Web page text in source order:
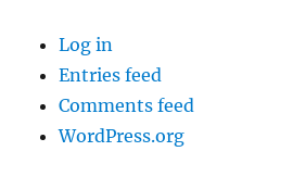
Log in
Entries feed
Comments feed
WordPress.org